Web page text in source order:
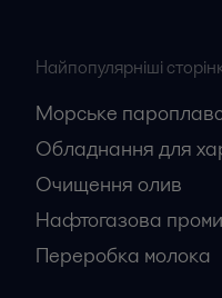
Найпопулярніші
Морське
Обладнання для
Очищення олив
Нафтогазова
Переробка молока